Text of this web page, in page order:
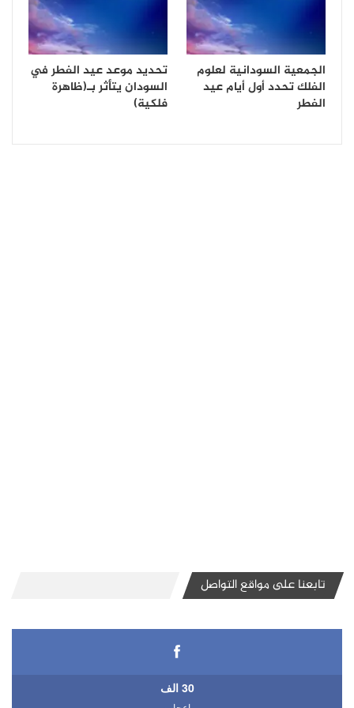
الجمعية السودانية لعلوم
الفلك تحدد أول أيام عيد
الفطر
تحديد موعد عيد الفطر في
السودان يتأثر بـ(ظاهرة
فلكية)
تابعنا على مواقع التواصل
30 الف